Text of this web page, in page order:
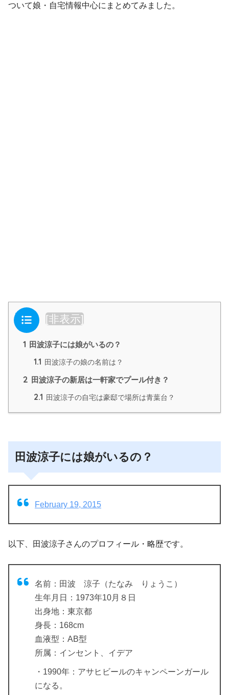
ついて娘・自宅情報中心にまとめてみました。
目次 [非表示]
1 田波涼子には娘がいるの？
1.1 田波涼子の娘の名前は？
2 田波涼子の新居は一軒家でプール付き？
2.1 田波涼子の自宅は豪邸で場所は青葉台？
田波涼子には娘がいるの？
February 19, 2015
以下、田波涼子さんのプロフィール・略歴です。
名前：田波 涼子（たなみ りょうこ）
生年月日：1973年10月８日
出身地：東京都
身長：168cm
血液型：AB型
所属：インセント、イデア
・1990年：アサヒビールのキャンペーンガール
になる。